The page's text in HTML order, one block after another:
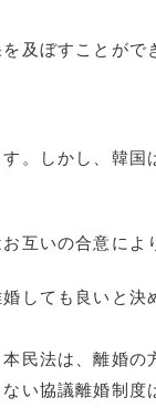
及ぼすことがで
。しかし、韓国
互いの合意によ
しても良いと決
民法は、離婚の
い協議離婚制度